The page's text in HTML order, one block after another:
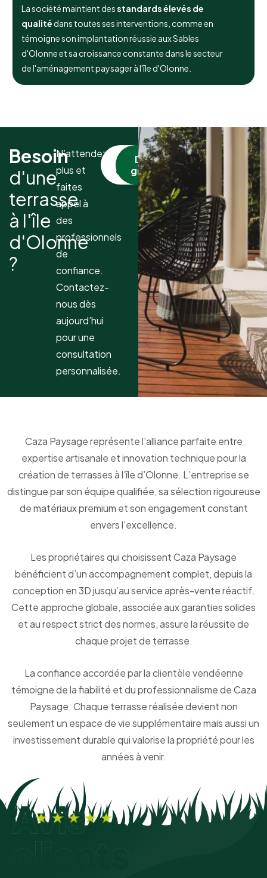
La société maintient desstandards élevés de
qualitédans toutes ses interventions, comme en
témoigne son implantation réussie aux Sables
d'Olonne et sa croissance constante dans le secteur
de l'aménagement paysager à l'île d'Olonne.
Besoin
d'une
terrasse
à l'île
d'Olonne
?
N’attendez
plus et
faites
appel à
des
professionnels
de
confiance.
Contactez-
nous dès
aujourd’hui
pour une
consultation
personnalisée.
Nous
contacter
Devis
gratuit
Caza Paysage représente l’alliance parfaite entre
expertise artisanale et innovation technique pour la
création de terrasses à l’île d’Olonne. L’entreprise se
distingue par son équipe qualifiée, sa sélection rigoureuse
de matériaux premium et son engagement constant
envers l’excellence.
Les propriétaires qui choisissent Caza Paysage
bénéficient d’un accompagnement complet, depuis la
conception en 3D jusqu’au service après-vente réactif.
Cette approche globale, associée aux garanties solides
et au respect strict des normes, assure la réussite de
chaque projet de terrasse.
La confiance accordée par la clientèle vendéenne
témoigne de la fiabilité et du professionnalisme de Caza
Paysage. Chaque terrasse réalisée devient non
seulement un espace de vie supplémentaire mais aussi un
investissement durable qui valorise la propriété pour les
années à venir.
Avis